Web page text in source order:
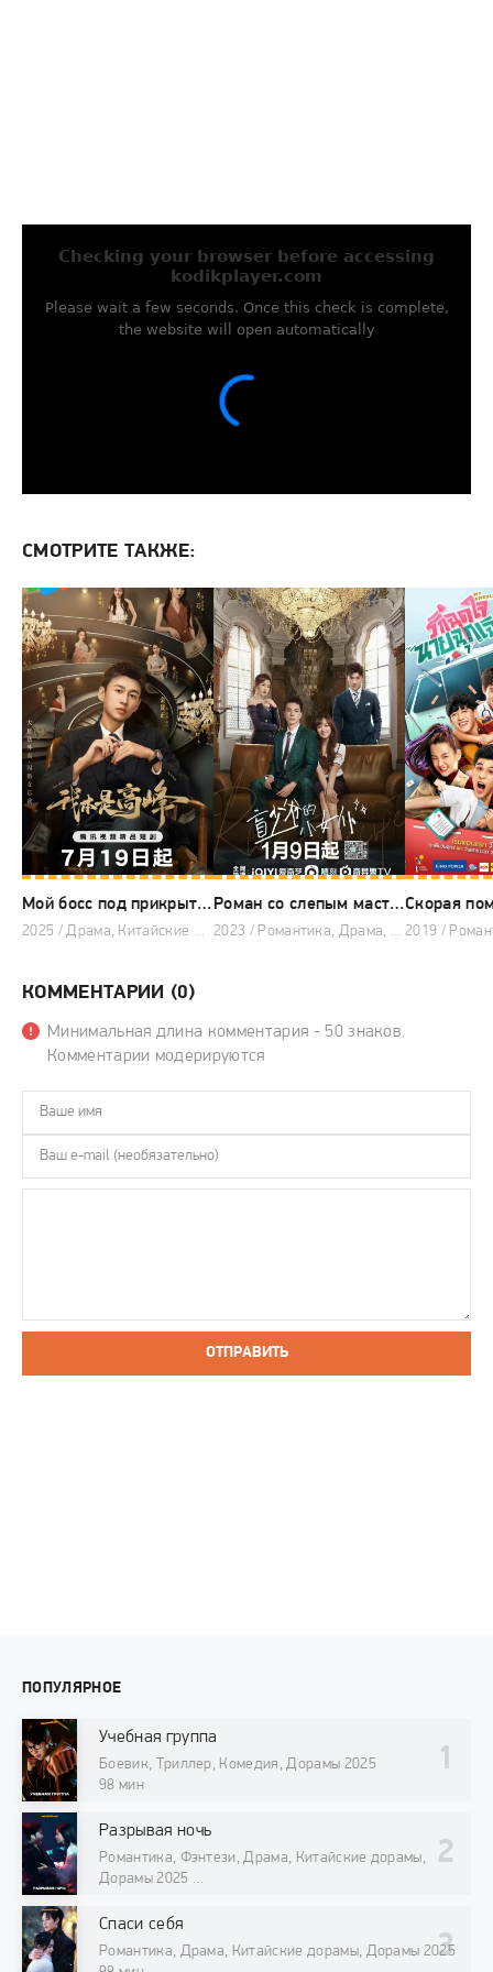
СМОТРИТЕ ТАКЖЕ:
Мой босс под прикрытием
2025 / Драма, Китайские дорамы, Дорамы 2025
Роман со слепым мастером
2023 / Романтика, Драма, Китайские дорамы
Скорая
КОММЕНТАРИИ (0)
Минимальная длина комментария - 50 знаков.
Комментарии модерируются
ОТПРАВИТЬ
ПОПУЛЯРНОЕ
Учебная группа
Боевик, Триллер, Комедия, Дорамы 2025
98 мин
Разрывая ночь
Романтика, Фэнтези, Драма, Китайские дорамы,
Дорамы 2025
Спаси себя
Романтика, Драма, Китайские дорамы, Дорамы 2025